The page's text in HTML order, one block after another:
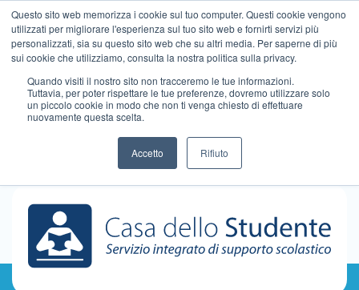
Questo sito web memorizza i cookie sul tuo computer. Questi cookie vengono
utilizzati per migliorare l'esperienza sul tuo sito web e fornirti servizi più
personalizzati, sia su questo sito web che su altri media. Per saperne di più
sui cookie che utilizziamo, consulta la nostra politica sulla privacy.
Quando visiti il ​​nostro sito non tracceremo le tue informazioni.
Tuttavia, per poter rispettare le tue preferenze, dovremo utilizzare solo
un piccolo cookie in modo che non ti venga chiesto di effettuare
nuovamente questa scelta.
Accetto Rifiuto